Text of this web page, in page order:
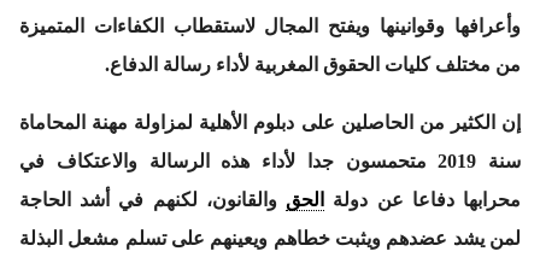
وأعرافها وقوانينها ويفتح المجال لاستقطاب الكفاءات المتميزة
من مختلف كليات الحقوق المغربية لأداء رسالة الدفاع.
إن الكثير من الحاصلين على دبلوم الأهلية لمزاولة مهنة المحاماة
سنة 2019 متحمسون جدا لأداء هذه الرسالة والاعتكاف في
محرابها دفاعا عن دولة
الحق والقانون، لكنهم في أشد الحاجة
لمن يشد عضدهم ويثبت خطاهم ويعينهم على تسلم مشعل البذلة